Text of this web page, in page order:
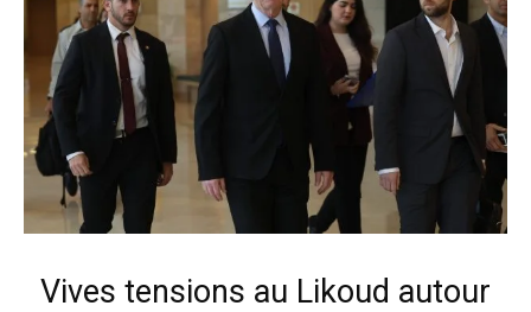
Vives tensions au Likoud autour